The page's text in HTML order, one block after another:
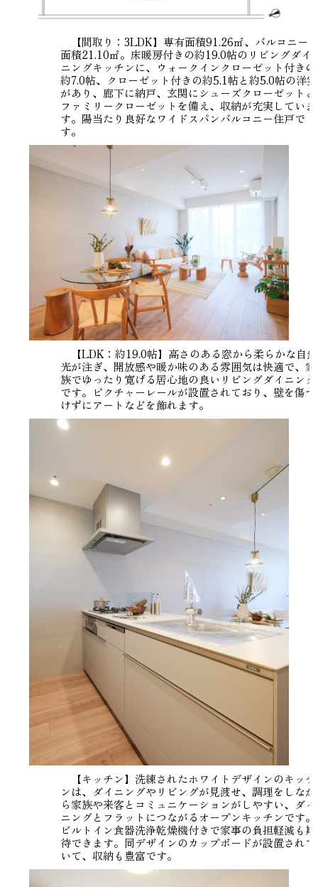
【間取り：3LDK】専有面積91.26㎡、バルコニー
面積21.10㎡。床暖房付きの約19.0帖のリビングダイ
ニングキッチンに、ウォークインクローゼット付きの
約7.0帖、クローゼット付きの約5.1帖と約5.0帖の洋室
があり、廊下に納戸、玄関にシューズクローゼットと
ファミリークローゼットを備え、収納が充実していま
す。陽当たり良好なワイドスパンバルコニー住戸で
す。
【LDK：約19.0帖】高さのある窓から柔らかな自然
光が注ぎ、開放感や暖か味のある雰囲気は快適で、家
族でゆったり寛げる居心地の良いリビングダイニング
です。ピクチャーレールが設置されており、壁を傷つ
けずにアートなどを飾れます。
【キッチン】洗練されたホワイトデザインのキッチ
ンは、ダイニングやリビングが見渡せ、調理をしなが
ら家族や来客とコミュニケーションがしやすい、ダイ
ニングとフラットにつながるオープンキッチンです。
ビルトイン食器洗浄乾燥機付きで家事の負担軽減も期
待できます。同デザインのカップボードが設置されて
いて、収納も豊富です。